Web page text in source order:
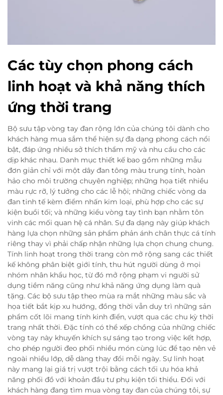
Các tùy chọn phong cách
linh hoạt và khả năng thích
ứng thời trang
Bộ sưu tập vòng tay đan rộng lớn của chúng tôi dành cho
khách hàng mua sắm thể hiện sự đa dạng phong cách nổi
bật, đáp ứng nhiều sở thích thẩm mỹ và nhu cầu cho các
dịp khác nhau. Danh mục thiết kế bao gồm những mẫu
đơn giản chỉ với một dây đan tông màu trung tính, hoàn
hảo cho môi trường chuyên nghiệp; những họa tiết nhiều
màu rực rỡ, lý tưởng cho các lễ hội; những chiếc vòng da
đan tinh tế kèm điểm nhấn kim loại, phù hợp cho các sự
kiện buổi tối; và những kiểu vòng tay tình bạn nhằm tôn
vinh các mối quan hệ cá nhân. Sự đa dạng này giúp khách
hàng lựa chọn những sản phẩm phản ánh chân thực cá tính
riêng thay vì phải chấp nhận những lựa chọn chung chung.
Tính linh hoạt trong thời trang còn mở rộng sang các thiết
kế không phân biệt giới tính, thu hút người dùng ở mọi
nhóm nhân khẩu học, từ đó mở rộng phạm vi người sử
dụng tiềm năng cũng như khả năng ứng dụng làm quà
tặng. Các bộ sưu tập theo mùa ra mắt những màu sắc và
họa tiết bắt kịp xu hướng, đồng thời vẫn duy trì những sản
phẩm cốt lõi mang tính kinh điển, vượt qua các chu kỳ thời
trang nhất thời. Đặc tính có thể xếp chồng của những chiếc
vòng tay này khuyến khích sự sáng tạo trong việc kết hợp,
cho phép người đeo phối nhiều món cùng lúc để tạo nên vẻ
ngoài nhiều lớp, dễ dàng thay đổi mỗi ngày. Sự linh hoạt
này mang lại giá trị vượt trội bằng cách tối ưu hóa khả
năng phối đồ với khoản đầu tư phụ kiện tối thiểu. Đối với
khách hàng đang tìm mua vòng tay đan của chúng tôi, sự